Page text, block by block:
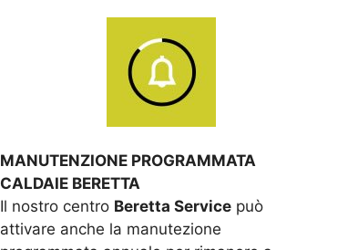
MANUTENZIONE PROGRAMMATA
CALDAIE BERETTA
Il nostro centro Beretta Servicepuò
attivare anche la manutezione